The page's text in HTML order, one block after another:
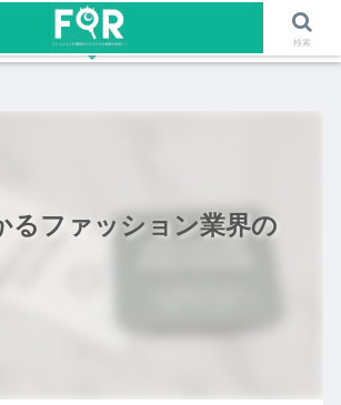
や福岡のワクワクする情報を発信！！
るファッション業界の
検索